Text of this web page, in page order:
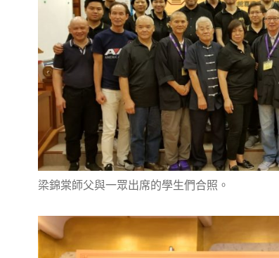
梁錦棠師父與一眾出席的學生們合照。